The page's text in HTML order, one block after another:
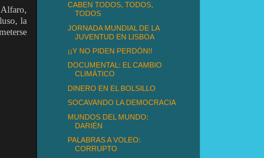
la
CABEN TODOS, TODOS,
TODOS
JORNADA MUNDIAL DE LA
JUVENTUD EN LISBOA
¡¡Y NO PIDEN PERDÓN!!
DOCUMENTAL: EL CAMBIO
CLIMÁTICO
DINERO EN EL BOLSILLO
SOCAVANDO LA DEMOCRACIA
MUNDOS DEL MUNDO:
DARIÉN
PALABRAS A VOLEO:
CORRUPTO